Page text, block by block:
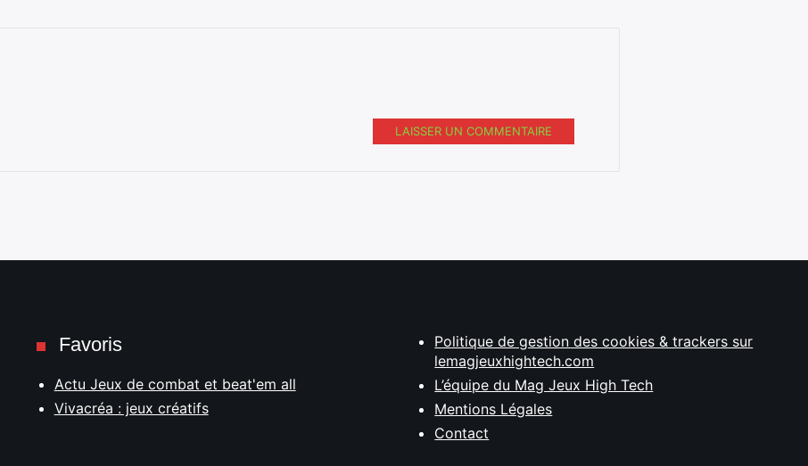
LAISSER UN COMMENTAIRE
Favoris
Actu Jeux de combat et beat'em all
Vivacréa : jeux créatifs
Politique de gestion des cookies & trackers sur
lemagjeuxhightech.com
L’équipe du Mag Jeux High Tech
Mentions Légales
Contact